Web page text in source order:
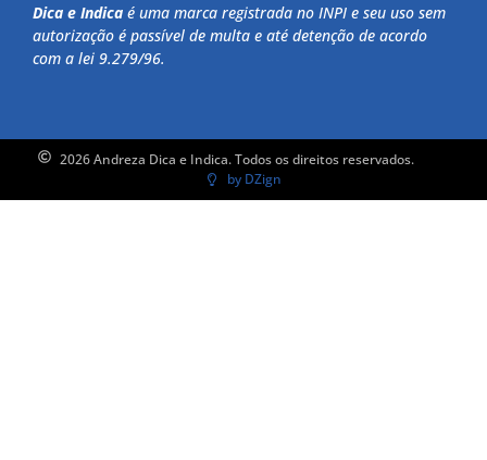
Dica e Indica é uma marca registrada no INPI e seu uso sem
autorização é passível de multa e até detenção de acordo
com a lei 9.279/96.
2026 Andreza Dica e Indica. Todos os direitos reservados.
by DZign